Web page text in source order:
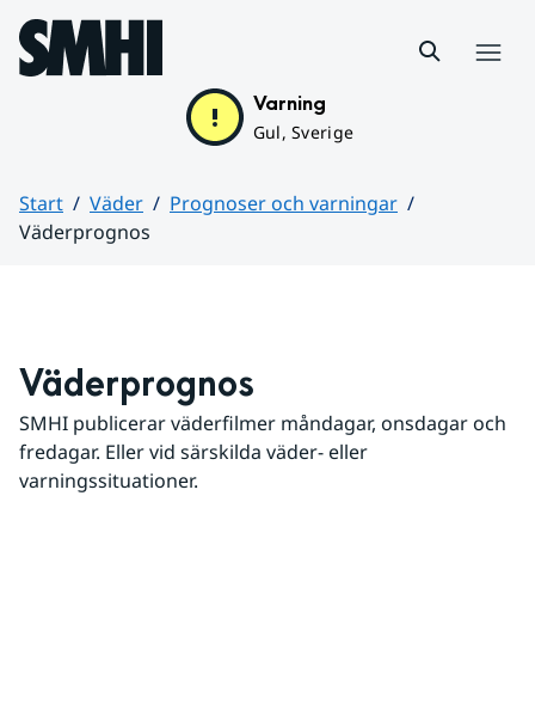
Hoppa till sidans innehåll
Varning
Gul, Sverige
Start Väder
Prognoser och varningar
Väderprognos
Väderprognos
SMHI publicerar väderfilmer måndagar, onsdagar och
fredagar. Eller vid särskilda väder- eller
varningssituationer.